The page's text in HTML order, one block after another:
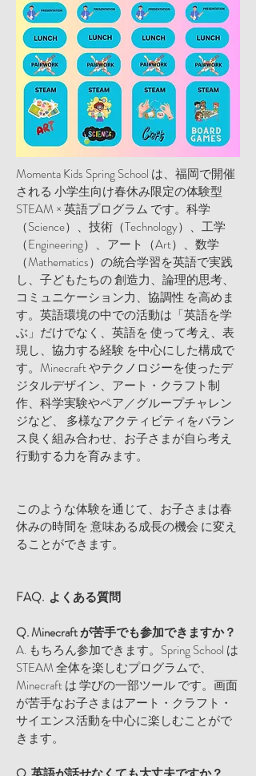
Momenta Kids Spring School は、福岡で開催
される 小学生向け春休み限定の体験型
STEAM × 英語プログラム です。科学
（Science）、技術（Technology）、工学
（Engineering）、アート（Art）、数学
（Mathematics）の統合学習を英語で実践
し、子どもたちの 創造力、論理的思考、
コミュニケーション力、協調性 を高めま
す。英語環境の中での活動は「英語を学
ぶ」だけでなく、英語を 使って考え、表
現し、協力する経験 を中心にした構成で
す。Minecraft やテクノロジーを使ったデ
ジタルデザイン、アート・クラフト制
作、科学実験やペア／グループチャレン
ジなど、 多様なアクティビティをバラン
ス良く組み合わせ、お子さまが自ら考え
行動する力を育みます。
このような体験を通じて、お子さまは春
休みの時間を 意味ある成長の機会 に変え
ることができます。
FAQ. よくある質問
Q. Minecraft が苦手でも参加できますか？
A. もちろん参加できます。Spring School は
STEAM 全体を楽しむプログラムで、
Minecraft は 学びの一部ツール です。画面
が苦手なお子さまはアート・クラフト・
サイエンス活動を中心に楽しむことがで
きます。